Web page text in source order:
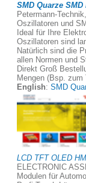
SMD Quarze
Petermann-
Oszillatoren und
Ideal für Ihre
Oszillatoren sind
Natürlich sind die
allen Normen und
Direkt Groß
Mengen (Bsp.
English: SMD
LCD TFT OLED
ELECTRONIC
Modulen für